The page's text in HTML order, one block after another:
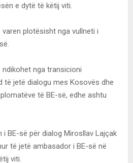
e dytë të këtij viti.
plotësisht nga vullneti i
nga transicioni
të jetë dialogu mes Kosovës dhe
të BE-së, edhe ashtu
BE-së për dialog Mirosllav Lajçak
të jetë ambasador i BE-së në
viti.